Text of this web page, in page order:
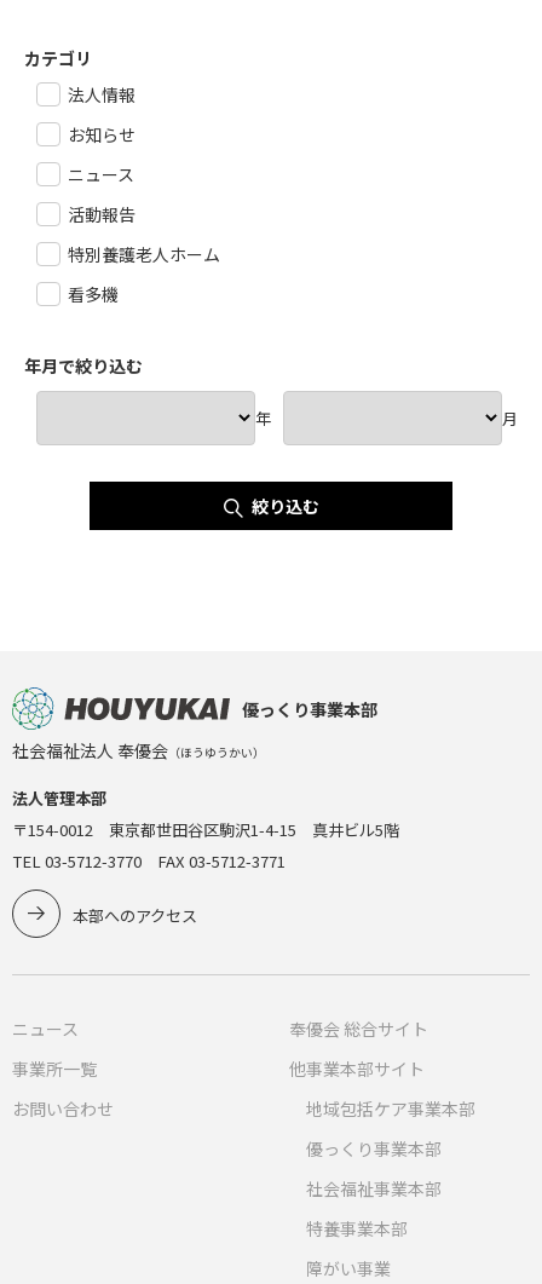
カテゴリ
法人情報
お知らせ
ニュース
活動報告
特別養護老人ホーム
看多機
年月で絞り込む
年 月
絞り込む
優っくり事業本部
社会福祉法人 奉優会 （ほうゆうかい）
法人管理本部
〒154-0012 東京都世田谷区駒沢1-4-15 真井ビル5階
TEL 03-5712-3770 FAX 03-5712-3771
本部へのアクセス
ニュース
事業所一覧
お問い合わせ
奉優会 総合サイト
他事業本部サイト
地域包括ケア事業本部
優っくり事業本部
社会福祉事業本部
特養事業本部
障がい事業